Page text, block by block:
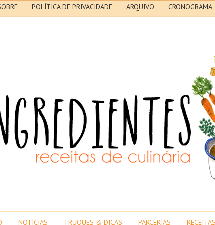
POLÍTICA DE PRIVACIDADE ARQUIVO CRONOGRAMA
NOTÍCIAS TRUQUES & DICAS PARCERIAS